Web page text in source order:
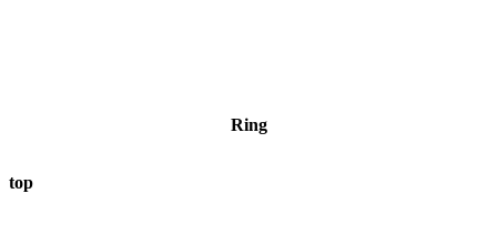
Ring
top